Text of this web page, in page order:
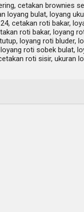
cetakan brownies
loyang bulat, loyang
cetakan roti bakar,
roti bakar, loyang
loyang roti bluder,
roti sobek bulat,
roti sisir, ukuran